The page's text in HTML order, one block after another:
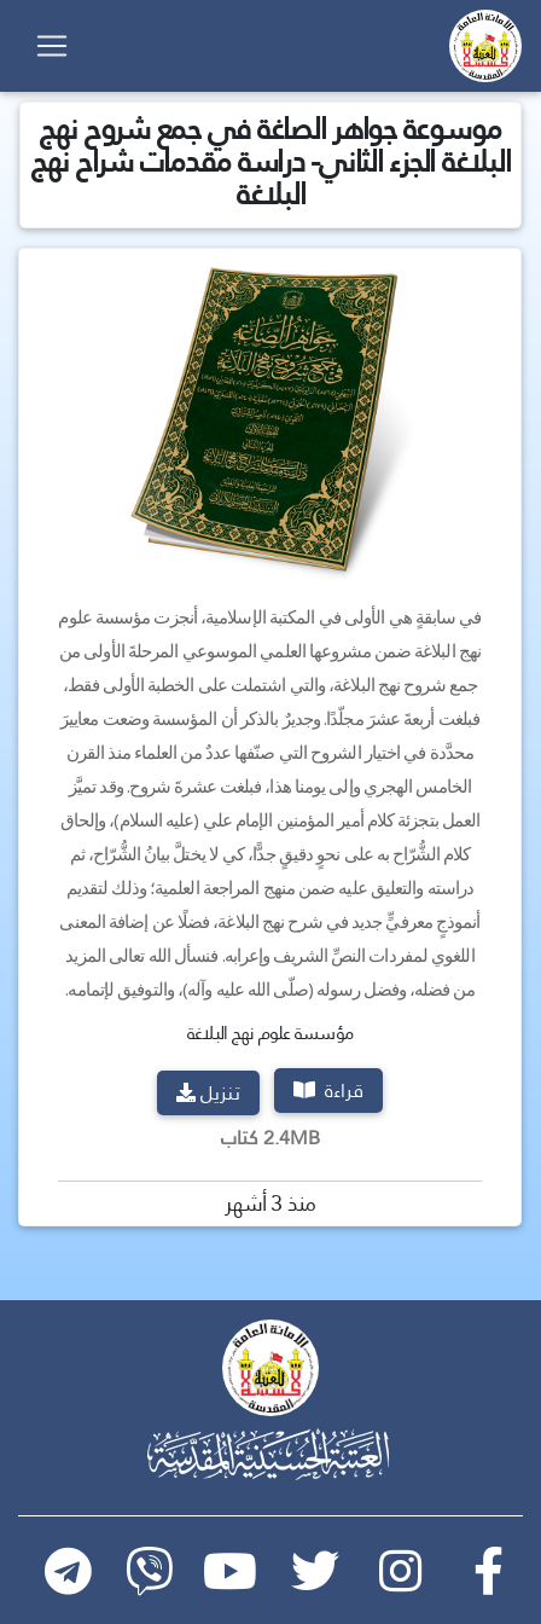
موسوعة جواهر الصاغة في جمع شروح نهج
البلاغة الجزء الثاني- دراسة مقدمات شراح نهج
البلاغة
في سابقةٍ هي الأولى في المكتبة الإسلامية، أنجزت مؤسسة علوم
نهج البلاغة ضمن مشروعها العلمي الموسوعي المرحلةَ الأولى من
جمع شروح نهج البلاغة، والتي اشتملت على الخطبة الأولى فقط،
فبلغت أربعةَ عشرَ مجلّدًا. وجديرٌ بالذكر أن المؤسسة وضعت معاييرَ
محدَّدة في اختيار الشروح التي صنّفها عددٌ من العلماء منذ القرن
الخامس الهجري وإلى يومنا هذا، فبلغت عشرةَ شروح. وقد تميَّز
العمل بتجزئة كلام أمير المؤمنين الإمام علي (عليه السلام)، وإلحاق
كلام الشُّرّاح به على نحوٍ دقيقٍ جدًّا، كي لا يختلَّ بيانُ الشُّرّاح، ثم
دراسته والتعليق عليه ضمن منهج المراجعة العلمية؛ وذلك لتقديم
أنموذجٍ معرفيٍّ جديد في شرح نهج البلاغة، فضلًا عن إضافة المعنى
اللغوي لمفردات النصِّ الشريف وإعرابه. فنسأل الله تعالى المزيد
من فضله، وفضل رسوله (صلّى الله عليه وآله)، والتوفيق لإتمامه.
مؤسسة علوم نهج البلاغة
قراءة
تنزيل
2.4MB كتاب
منذ 3 أشهر